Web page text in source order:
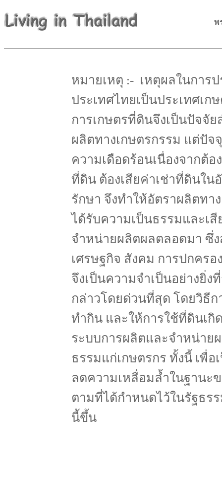
พ
หมายเหตุ :- เหตุผลในกา
ประเทศไทยเป็นประเทศเ
การเกษตรที่ดินจึงเป็นปัจจั
ผลิตทางเกษตรกรรม แต่ปัจ
ความเดือดร้อนเนื่องจากต้
ที่ดิน ต้องเสียค่าเช่าที่ดินใน
รักษา จึงทำให้อัตราผลิตทา
ได้รับความเป็นธรรมและเ
จำหน่ายผลิตผลตลอดมา ซึ่ง
เศรษฐกิจ สังคม การปกครอ
จึงเป็นความจำเป็นอย่างยิ่
กล่าวโดยด่วนที่สุด โดยวิธี
ทำกิน และให้การใช้ที่ดินเ
ระบบการผลิตและจำหน่าย
ธรรมแก่เกษตรกร ทั้งนี้ เพื่
ลดความเหลื่อมล้ำในฐานะ
ตามที่ได้กำหนดไว้ในรัฐธ
นี้ขึ้น